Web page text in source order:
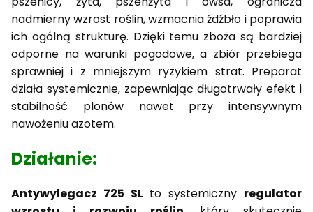
nadmierny wzrost roślin, wzmacnia źdźbło i poprawia
ich ogólną strukturę. Dzięki temu zboża są bardziej
odporne na warunki pogodowe, a zbiór przebiega
sprawniej i z mniejszym ryzykiem strat. Preparat
działa systemicznie, zapewniając długotrwały efekt i
stabilność plonów nawet przy intensywnym
nawożeniu azotem.
Działanie:
Antywylegacz 725 SLto systemiczny regulator